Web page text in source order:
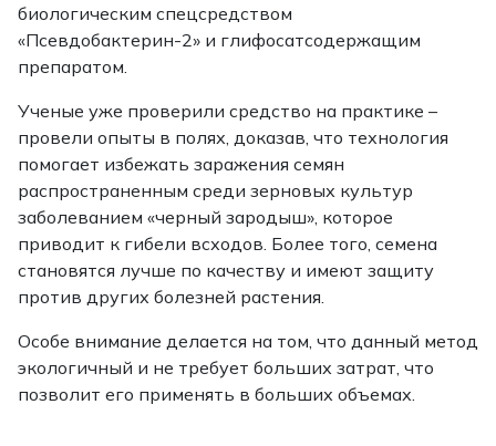
биологическим спецсредством
«Псевдобактерин-2» и глифосатсодержащим
препаратом.
Ученые уже проверили средство на практике –
провели опыты в полях, доказав, что технология
помогает избежать заражения семян
распространенным среди зерновых культур
заболеванием «черный зародыш», которое
приводит к гибели всходов. Более того, семена
становятся лучше по качеству и имеют защиту
против других болезней растения.
Особе внимание делается на том, что данный метод
экологичный и не требует больших затрат, что
позволит его применять в больших объемах.